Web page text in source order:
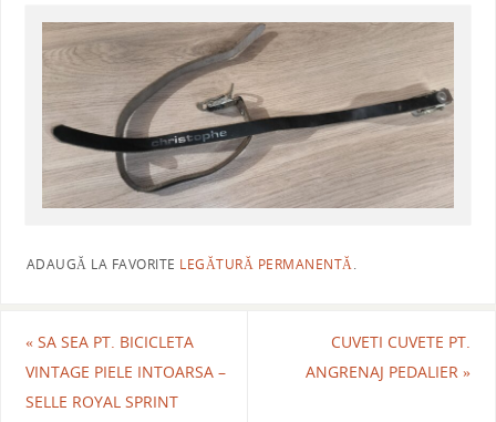
ADAUGĂ LA FAVORITE LEGĂTURĂ PERMANENTĂ.
«SA SEA PT. BICICLETA
VINTAGE PIELE INTOARSA –
SELLE ROYAL SPRINT
CUVETI CUVETE PT.
ANGRENAJ PEDALIER»